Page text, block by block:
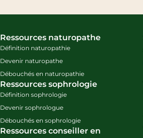
Ressources naturopathe
Définition naturopathie
Devenir naturopathe
Débouchés en naturopathie
Ressources sophrologie
Définition sophrologie
Devenir sophrologue
Débouchés en sophrologie
Ressources conseiller en